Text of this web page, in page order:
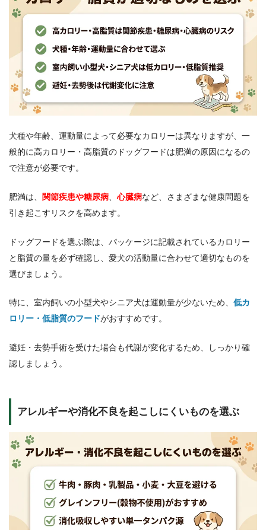
犬種や年齢、運動量によって必要なカロリーは異なりますが、一
般的に高カロリー・高脂質のドッグフードは肥満の原因になるの
で注意が必要です。
肥満は、 関節疾患や糖尿病 心臓病など、さまざまな健康問題を
引き起こすリスクを高めます。
ドッグフードを選ぶ際は、パッケージに記載されているカロリー
と脂質の量を必ず確認し、愛犬の活動量に合わせて適切なものを
選びましょう。
特に、室内飼いの小型犬やシニア犬は運動量が少ないため、 低カ
ロリー・低脂質のフードがおすすめです。
避妊・去勢手術を受けた場合も代謝が変化するため、しっかり確
認しましょう。
アレルギーや消化不良を起こしにくいものを選ぶ